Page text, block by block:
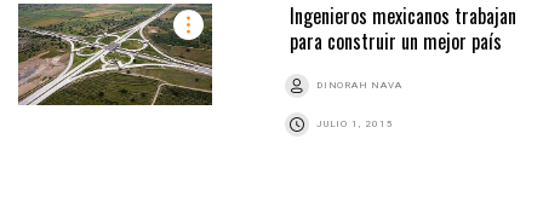
Ingenieros mexicanos trabajan
para construir un mejor país
DINORAH NAVA
JULIO 1, 2015